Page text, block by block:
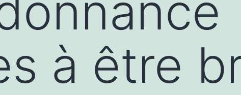
à être